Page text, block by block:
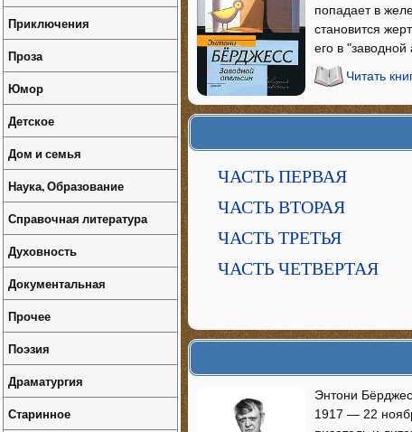
попадает в
становится
его в "заводной
Читать
ЧАСТЬ ПЕРВАЯ
ЧАСТЬ ВТОРАЯ
ЧАСТЬ ТРЕТЬЯ
ЧАСТЬ ЧЕТВЕРТАЯ
Энтони
1917 — 22
Приключения
Проза
Юмор
Детское
Дом и семья
Наука, Образование
Справочная литература
Духовность
Документальная
Прочее
Поэзия
Драматургия
Старинное